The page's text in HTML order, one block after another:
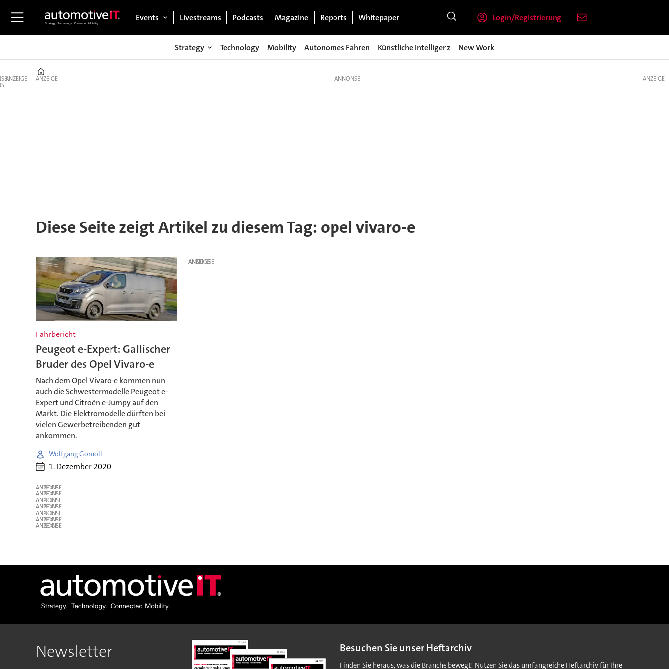
Events Livestreams Podcasts Magazine Reports Whitepaper Login/Registrierung
Strategy Technology Mobility Autonomes Fahren Künstliche Intelligenz New Work
ANZEIGE ANZEIGE
Diese Seite zeigt Artikel zu diesem Tag: opel vivaro-e
Fahrbericht
Peugeot e-Expert: Gallischer
Bruder des Opel Vivaro-e
Nach dem Opel Vivaro-e kommen nun
auch die Schwestermodelle Peugeot e-
Expert und Citroën e-Jumpy auf den
Markt. Die Elektromodelle dürften bei
vielen Gewerbetreibenden gut
ankommen.
Wolfgang Gomoll
1. Dezember 2020
ANZEIGE
ANZEIGE
ANZEIGE
ANZEIGE
ANZEIGE
ANZEIGE
ANZEIGE
ANZEIGE
ANZEIGE
Newsletter Besuchen Sie unser Heftarchiv
Finden Sie heraus, was die Branche bewegt! Nutzen Sie das umfangreiche Heftarchiv für Ihre